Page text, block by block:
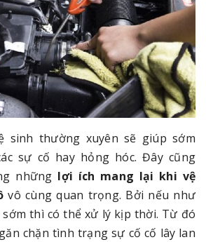
sinh thường xuyên sẽ giúp sớm
sự cố hay hỏng hóc. Đây cũng
những lợi ích mang lại khi vệ
vô cùng quan trọng. Bởi nếu như
sớm thì có thể xử lý kịp thời. Từ đó
chặn tình trạng sự cố cố lây lan